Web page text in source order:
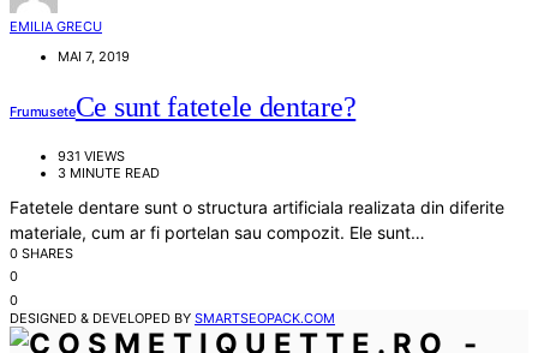
EMILIA GRECU
MAI 7, 2019
FrumuseteCe sunt fatetele dentare?
931 VIEWS
3 MINUTE READ
Fatetele dentare sunt o structura artificiala realizata din diferite
materiale, cum ar fi portelan sau compozit. Ele sunt…
0 SHARES
0
0
DESIGNED & DEVELOPED BY SMARTSEOPACK.COM